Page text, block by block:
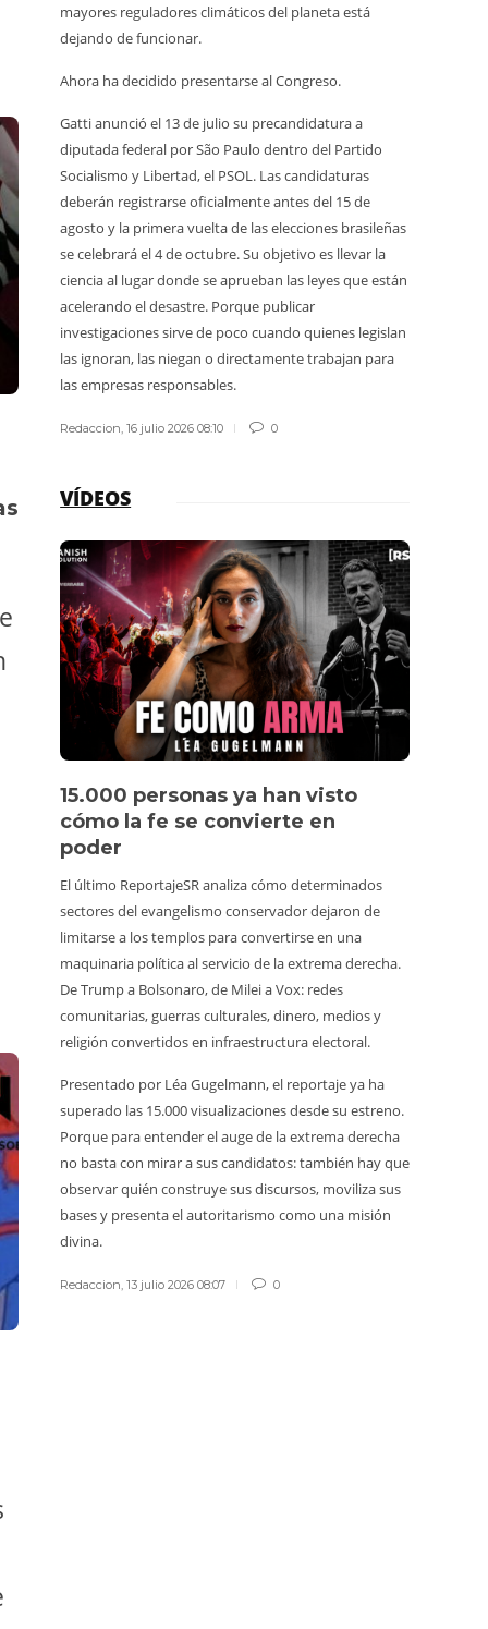
mayores reguladores climáticos del planeta está
dejando de funcionar.
Ahora ha decidido presentarse al Congreso.
Gatti anunció el 13 de julio su precandidatura a
diputada federal por São Paulo dentro del Partido
Socialismo y Libertad, el PSOL. Las candidaturas
deberán registrarse oficialmente antes del 15 de
agosto y la primera vuelta de las elecciones brasileñas
se celebrará el 4 de octubre. Su objetivo es llevar la
ciencia al lugar donde se aprueban las leyes que están
acelerando el desastre. Porque publicar
investigaciones sirve de poco cuando quienes legislan
las ignoran, las niegan o directamente trabajan para
las empresas responsables.
Redaccion ,16 julio 2026 08:10 0
VÍDEOS
15.000 personas ya han visto
cómo la fe se convierte en
poder
El último ReportajeSR analiza cómo determinados
sectores del evangelismo conservador dejaron de
limitarse a los templos para convertirse en una
maquinaria política al servicio de la extrema derecha.
De Trump a Bolsonaro, de Milei a Vox: redes
comunitarias, guerras culturales, dinero, medios y
religión convertidos en infraestructura electoral.
Presentado por Léa Gugelmann, el reportaje ya ha
superado las 15.000 visualizaciones desde su estreno.
Porque para entender el auge de la extrema derecha
no basta con mirar a sus candidatos: también hay que
observar quién construye sus discursos, moviliza sus
bases y presenta el autoritarismo como una misión
divina.
Redaccion,13 julio 2026 08:07 0